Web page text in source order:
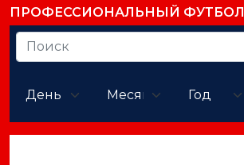
ПРОФЕССИОНАЛЬНЫЙ ФУТБОЛ